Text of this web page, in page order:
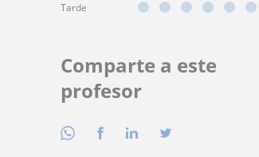
Tarde
Comparte a este
profesor